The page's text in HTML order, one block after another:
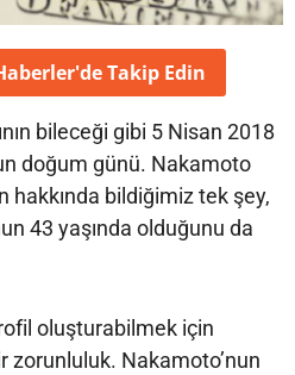
Takip Edin
bileceği gibi 5 Nisan 2018
doğum günü. Nakamoto
hakkında bildiğimiz tek şey,
43 yaşında olduğunu da
oluşturabilmek için
zorunluluk. Nakamoto’nun